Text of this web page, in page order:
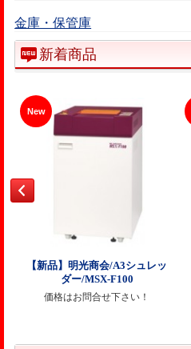
金庫・保管庫
新着商品
New
【新品】明光商会/A3シュレッ
ダー/MSX-F100
価格はお問合せ下さい！